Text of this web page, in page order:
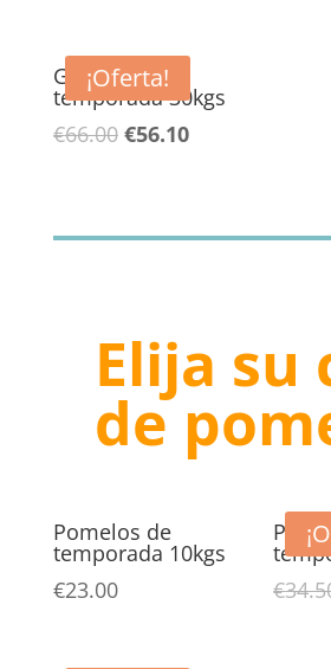
¡Oferta!
Granadas de
temporada 30kgs
€66.00 El
€56.10El
Elija su
de
Pomelos de
temporada 10kgs
€23.00
€